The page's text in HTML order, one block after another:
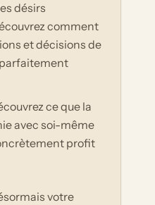
désirs
comment
et décisions de
ce que la
avec soi-même
profit
votre